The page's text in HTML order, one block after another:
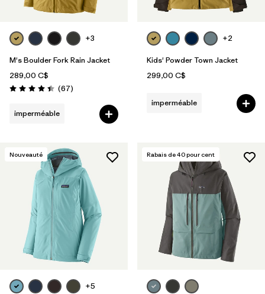
+3
M's Boulder Fork Rain Jacket
289,00 C$
Évaluation: 4.4 / 5
(67Avis
)
imperméable
+2
Kids' Powder Town Jacket
299,00 C$
imperméable
Nouveauté
+5
Rabais de40pour cent